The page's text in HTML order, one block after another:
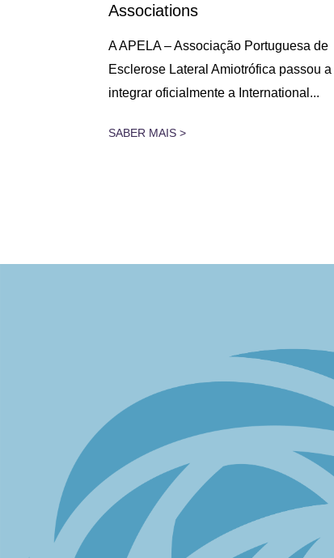
Associations
A APELA – Associação Portuguesa de
Esclerose Lateral Amiotrófica passou a
integrar oficialmente a International...
SABER MAIS >